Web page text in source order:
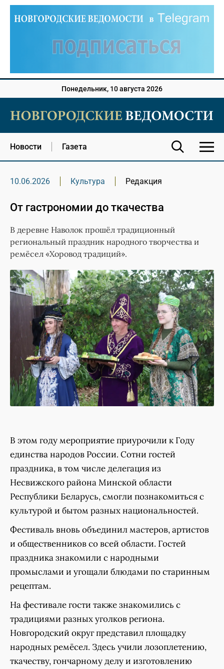
Понедельник, 10 августа 2026
Новости Газета
10.06.2026 Культура Редакция
От гастрономии до ткачества
В деревне Наволок прошёл традиционный
региональный праздник народного творчества и
ремёсел «Хоровод традиций».
В этом году мероприятие приурочили к Году
единства народов России. Сотни гостей
праздника, в том числе делегация из
Несвижского района Минской области
Республики Беларусь, смогли познакомиться с
культурой и бытом разных национальностей.
Фестиваль вновь объединил мастеров, артистов
и общественников со всей области. Гостей
праздника знакомили с народными
промыслами и угощали блюдами по старинным
рецептам.
На фестивале гости также знакомились с
традициями разных уголков региона.
Новгородский округ представил площадку
народных ремёсел. Здесь учили лозоплетению,
ткачеству, гончарному делу и изготовлению